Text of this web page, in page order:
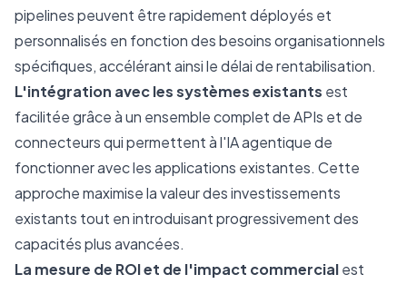
pipelines peuvent être rapidement déployés et
personnalisés en fonction des besoins organisationnels
spécifiques, accélérant ainsi le délai de rentabilisation.
L'intégration avec les systèmes existants est
facilitée grâce à un ensemble complet de APIs et de
connecteurs qui permettent à l'IA agentique de
fonctionner avec les applications existantes. Cette
approche maximise la valeur des investissements
existants tout en introduisant progressivement des
capacités plus avancées.
La mesure de ROI et de l'impact commercialest